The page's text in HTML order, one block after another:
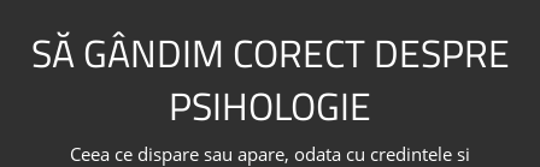
SĂ GÂNDIM CORECT DESPRE
PSIHOLOGIE
Ceea ce dispare sau apare, odata cu credintele si